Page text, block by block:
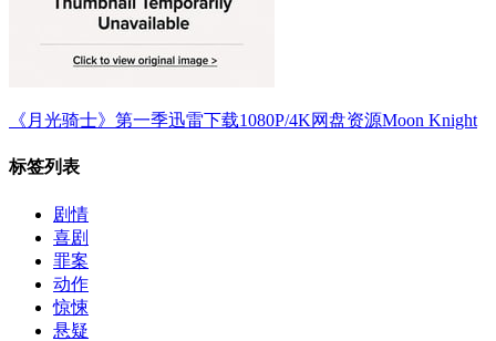
《月光骑士》第一季迅雷下载1080P/4K网盘资源Moon Knight
标签列表
剧情
喜剧
罪案
动作
惊悚
悬疑